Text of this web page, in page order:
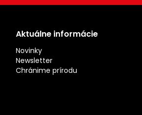
Aktuálne informácie
Novinky
Newsletter
Chránime prírodu